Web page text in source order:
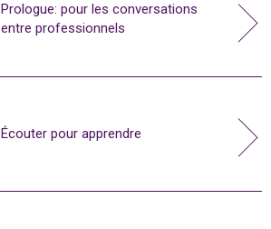
Prologue: pour les conversations
entre professionnels
Écouter pour apprendre